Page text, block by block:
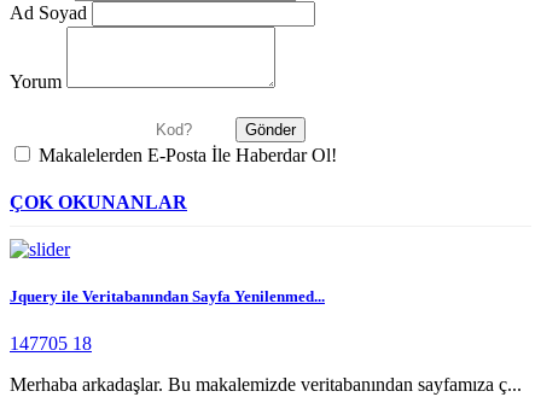
Ad Soyad
Yorum
Makalelerden E-Posta İle Haberdar Ol!
ÇOK OKUNANLAR
Jquery ile Veritabanından Sayfa Yenilenmed...
147705 18
Merhaba arkadaşlar. Bu makalemizde veritabanından sayfamıza ç...